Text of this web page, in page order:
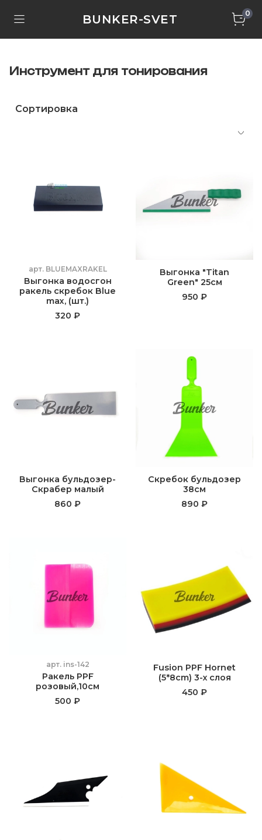
BUNKER-SVET 0
Инструмент для тонирования
арт. BLUEMAXRAKEL
Выгонка водосгон
ракель скребок Blue
max, (шт.)
320 ₽
Выгонка "Titan
Green" 25см
950 ₽
Выгонка бульдозер-
Скрабер малый
860 ₽
Скребок бульдозер
38см
890 ₽
арт. ins-142
Ракель PPF
розовый,10см
500 ₽
Fusion PPF Hornet
(5*8cm) 3-х слоя
450 ₽